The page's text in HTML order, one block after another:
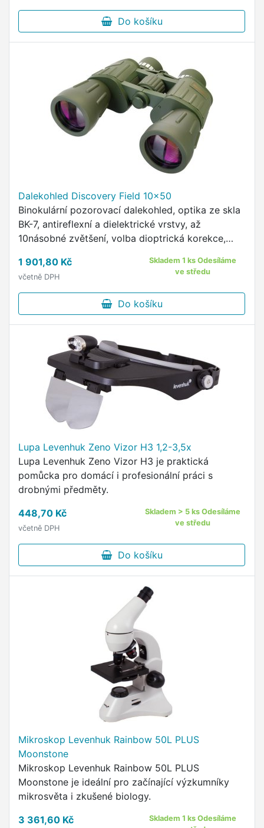
Do košíku
Dalekohled Discovery Field 10x50
Binokulární pozorovací dalekohled, optika ze skla
BK-7, antireflexní a dielektrické vrstvy, až
10násobné zvětšení, volba dioptrická korekce,
pryže, vysoká …
1 901,80 Kč
včetně DPH
Skladem 1 ks Odesíláme
ve středu
Do košíku
Lupa Levenhuk Zeno Vizor H3 1,2-3,5x
Lupa Levenhuk Zeno Vizor H3 je praktická
pomůcka pro domácí i profesionální práci s
drobnými předměty.
448,70 Kč
včetně DPH
Skladem > 5 ks Odesíláme
ve středu
Do košíku
Mikroskop Levenhuk Rainbow 50L PLUS
Moonstone
Mikroskop Levenhuk Rainbow 50L PLUS
Moonstone je ideální pro začínající výzkumníky
mikrosvěta i zkušené biology.
3 361,60 Kč
Skladem 1 ks Odesíláme